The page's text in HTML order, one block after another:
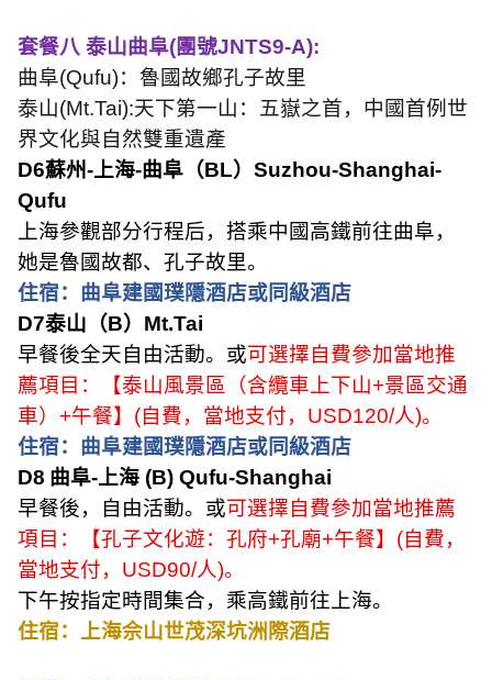
套餐八 泰山曲阜(團號JNTS9-A):
曲阜(Qufu)：魯國故鄉孔子故里
泰山(Mt.Tai):天下第一山：五嶽之首，中國首例世
界文化與自然雙重遺產
D6蘇州-上海-曲阜（BL） Suzhou-Shanghai-
Qufu
上海參觀部分行程后，搭乘中國高鐵前往曲阜，
她是魯國故都、孔子故里。
住宿：曲阜建國璞隱酒店或同級酒店
D7泰山（B） Mt.Tai
早餐後全天自由活動。或可選擇自費參加當地推
薦項目：【泰山風景區（含纜車上下山+景區交通
車） +午餐】 (自費，當地支付， USD120/人)。
住宿：曲阜建國璞隱酒店或同級酒店
D8 曲阜-上海 (B) Qufu-Shanghai
早餐後，自由活動。或可選擇自費參加當地推薦
項目：【孔子文化遊：孔府+孔廟+午餐】 (自費，
當地支付， USD90/人)。
下午按指定時間集合，乘高鐵前往上海。
住宿：上海佘山世茂深坑洲際酒店